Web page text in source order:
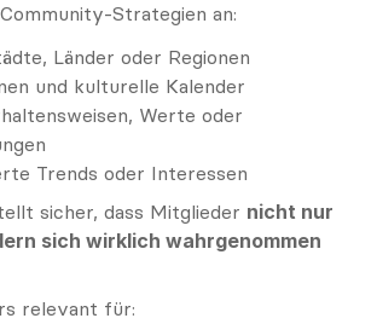
Strategien an:
Länder oder Regionen
und kulturelle Kalender
Werte oder
Trends oder Interessen
sicher, dass Mitglieder nicht nur
sich wirklich wahrgenommen
relevant für: